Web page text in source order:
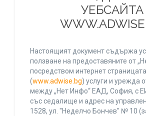
УЕБСАЙТА
Настоящият документ съдържа
ползване на предоставяните от
посредством интернет
(www.adwise.bg) услуги и урежда
между „Нет Инфо“ ЕАД, София, с
със седалище и адрес на
1528, ул. "Неделчо Бончев" № 10